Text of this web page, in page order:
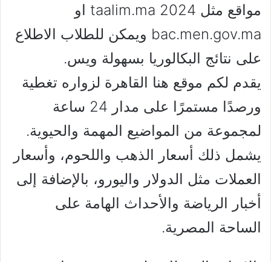
مواقع مثل taalim.ma 2024 او
bac.men.gov.ma ويمكن للطلاب الاطلاع
على نتائج البكالوريا بسهولة ويس.
يقدم لكم موقع هنا القاهرة لزواره تغطية
ورصدًا مستمرًا على مدار 24 ساعة
لمجموعة من المواضيع المهمة والحيوية.
يشمل ذلك أسعار الذهب واللحوم، وأسعار
العملات مثل الدولار واليورو، بالإضافة إلى
أخبار الرياضة والأحداث الهامة على
الساحة المصرية.